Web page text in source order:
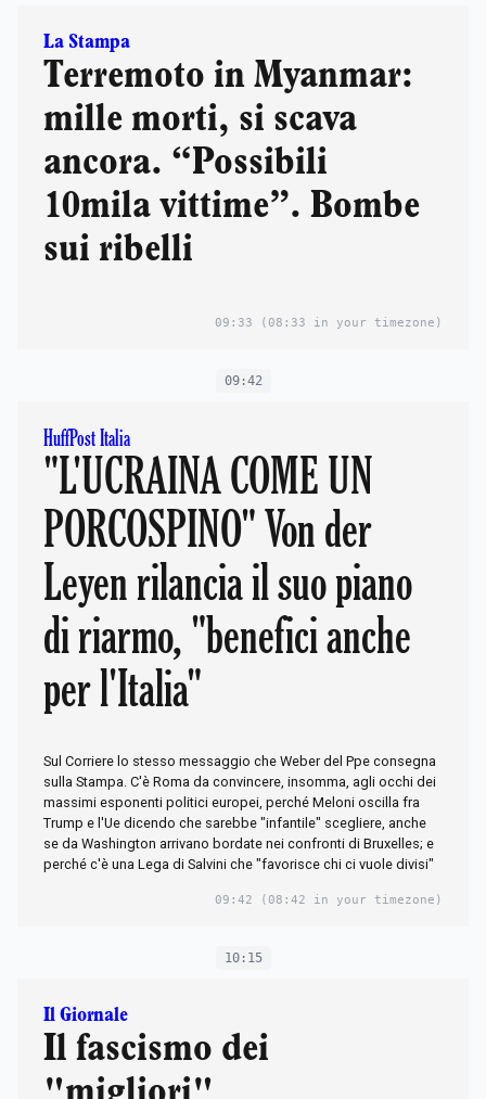
La Stampa
Terremoto in Myanmar:
mille morti, si scava
ancora. “Possibili
10mila vittime”. Bombe
sui ribelli
09:33 (08:33 in your timezone)
09:42
HuffPost Italia
"L'UCRAINA COME UN
PORCOSPINO" Von der
Leyen rilancia il suo piano
di riarmo, "benefici anche
per l'Italia"
Sul Corriere lo stesso messaggio che Weber del Ppe consegna
sulla Stampa. C'è Roma da convincere, insomma, agli occhi dei
massimi esponenti politici europei, perché Meloni oscilla fra
Trump e l'Ue dicendo che sarebbe "infantile" scegliere, anche
se da Washington arrivano bordate nei confronti di Bruxelles; e
perché c'è una Lega di Salvini che "favorisce chi ci vuole divisi"
09:42 (08:42 in your timezone)
10:15
Il Giornale
Il fascismo dei
"migliori"